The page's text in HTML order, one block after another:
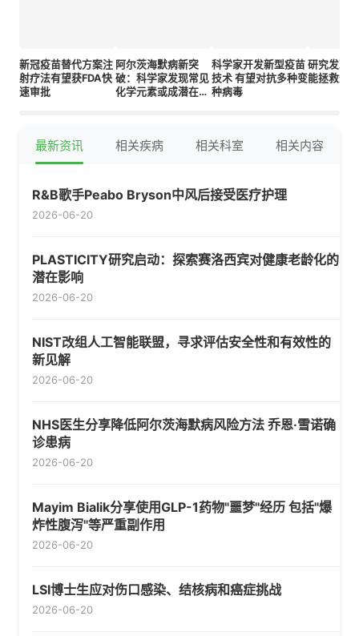
新冠疫苗替代方案注
射疗法有望获FDA快
速审批
阿尔茨海默病新突
破：科学家发现常见
化学元素或成潜在疗
科学家开发新型疫苗
技术 有望对抗多种变
种病毒
研究发现
能拯救数
最新资讯 相关疾病 相关科室 相关内容
R&B歌手Peabo Bryson中风后接受医疗护理
2026-06-20
PLASTICITY研究启动：探索赛洛西宾对健康老龄化的
潜在影响
2026-06-20
NIST改组人工智能联盟，寻求评估安全性和有效性的
新见解
2026-06-20
NHS医生分享降低阿尔茨海默病风险方法 乔恩·雪诺确
诊患病
2026-06-20
Mayim Bialik分享使用GLP-1药物"噩梦"经历 包括"爆
炸性腹泻"等严重副作用
2026-06-20
LSI博士生应对伤口感染、结核病和癌症挑战
2026-06-20